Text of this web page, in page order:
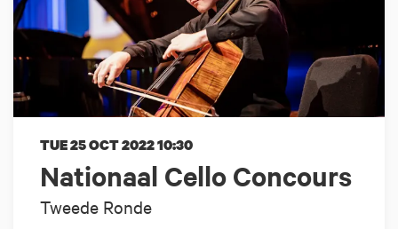
Nationaal Cello Concours
Tweede Ronde
TUE 25 OCT 202210:30